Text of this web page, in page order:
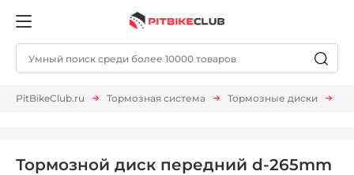
PitBikeClub.ru Тормозная система Тормозные диски
Тормозной диск передний d-265mm